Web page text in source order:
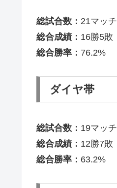
総試合数： 21マッチ
総合成績： 16勝5敗
総合勝率： 76.2%
ダイヤ帯
総試合数： 19マッチ
総合成績： 12勝7敗
総合勝率： 63.2%